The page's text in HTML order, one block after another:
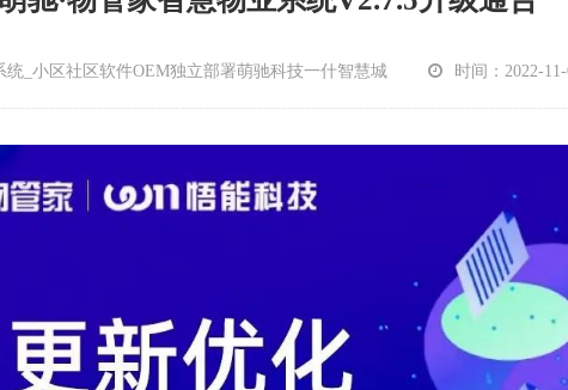
_小区社区软件OEM独立部署萌驰科技一什智慧城 时间：2022-